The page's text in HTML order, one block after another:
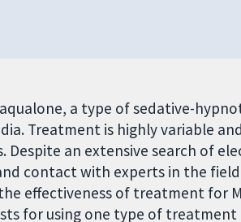
a type of sedative-
Treatment is highly variable
an extensive search of
contact with experts in the
effectiveness of treatment for
for using one type of